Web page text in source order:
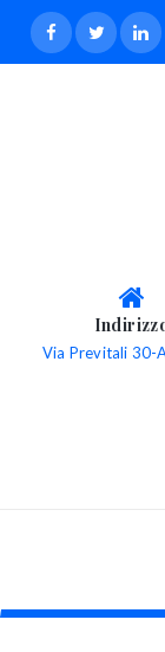
Via Previtali 30-